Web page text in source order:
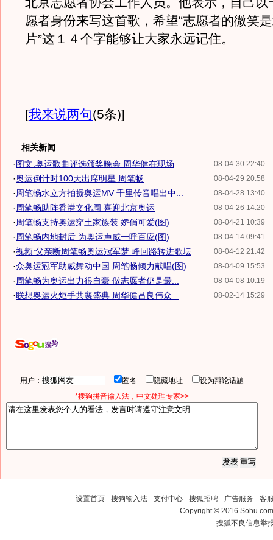
愿者身份来写这首歌，希望“志愿者的微笑
片”这１４个字能够让大家永远记住。
[我来说两句(5条)]
相关新闻
08-04-30 22:40
·图文:奥运歌曲评选颁奖晚会 周华健在现场
08-04-29 20:58
·奥运倒计时100天出席明星 周笔畅
08-04-28 13:40
· 周笔畅水立方拍摄奥运MV 千里传音唱出中...
08-04-26 14:20
· 周笔畅助阵香港文化周 喜迎北京奥运
08-04-21 10:39
· 周笔畅支持奥运穿土家族装 娇俏可爱(图)
08-04-14 09:41
· 周笔畅内地封后 为奥运声威一呼百应(图)
08-04-12 21:42
·视频:父亲断周笔畅奥运冠军梦 峰回路转进歌坛
08-04-09 15:53
·众奥运冠军助威舞动中国 周笔畅倾力献唱(图)
08-04-08 10:19
· 周笔畅为奥运出力很自豪 做志愿者仍是最...
08-02-14 15:29
·联想奥运火炬手共襄盛典 周华健吕良伟众...
用户： 匿名 隐藏地址
设为辩论话题
*搜狗拼音输入法，中文处理专家>>
设置首页 - 搜狗输入法 - 支付中心 - 搜狐招聘 - 广告服务 - 客
Copyright©2016
搜狐不良信息举